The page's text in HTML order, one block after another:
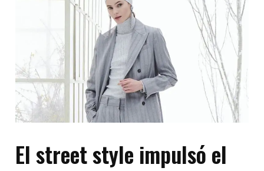
El street style impulsó el